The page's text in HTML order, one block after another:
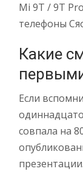
Mi 9T / 9T
телефоны
Какие
Если
совпала на
презентации.